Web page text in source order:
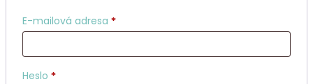
E-mailová adresa *Povinné
Heslo *Povinné